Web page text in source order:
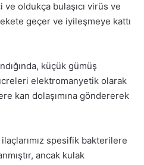
oldukça bulaşıcı virüs ve
geçer ve iyileşmeye kattı
küçük gümüş
elektromanyetik olarak
kan dolaşımına göndererek
spesifik bakterilere
ancak kulak